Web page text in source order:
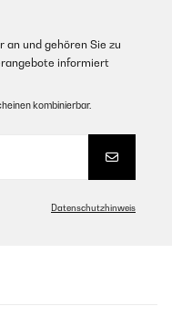
und gehören Sie zu
informiert
kombinierbar.
Datenschutzhinweis